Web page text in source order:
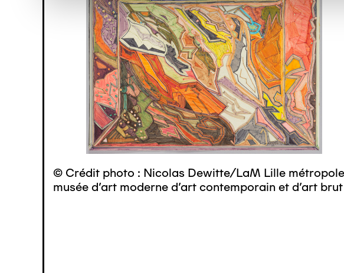
© Crédit photo : Nicolas Dewitte/LaM Lille métropole
musée d’art moderne d’art contemporain et d’art brut